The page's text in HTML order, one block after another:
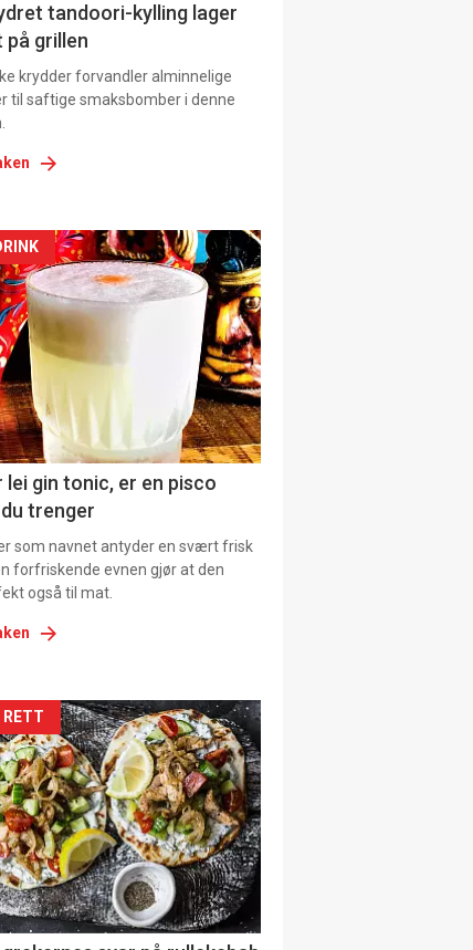
tandoori-kylling lager
på grillen
krydder forvandler alminnelige
til saftige smaksbomber i denne
lei gin tonic, er en pisco
trenger
som navnet antyder en svært frisk
forfriskende evnen gjør at den
også til mat.
RETT